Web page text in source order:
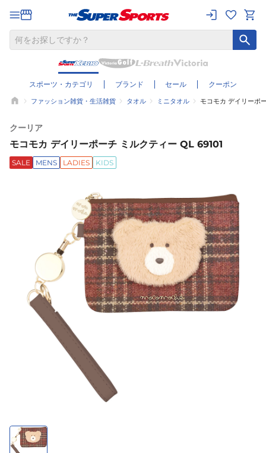
スポーツ・カテゴリ ブランド セール クーポン
ファッション雑貨・生活雑貨 タオル ミニタオル モコモカ デイリーポ
クーリア
モコモカ デイリーポーチ ミルクティー QL 69101
SALE MENS LADIES KIDS